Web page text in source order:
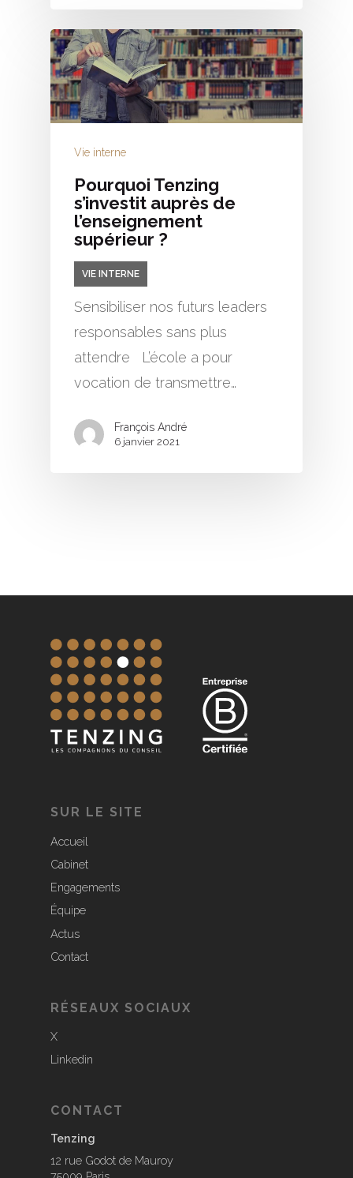
Vie interne
Pourquoi Tenzing
s’investit auprès de
l’enseignement
supérieur ?
VIE INTERNE
Sensibiliser nos futurs leaders
responsables sans plus
attendre L’école a pour
vocation de transmettre…
François André
6 janvier 2021
SUR LE SITE
Accueil
Cabinet
Engagements
Équipe
Actus
Contact
RÉSEAUX SOCIAUX
X
Linkedin
CONTACT
Tenzing
12 rue Godot de Mauroy